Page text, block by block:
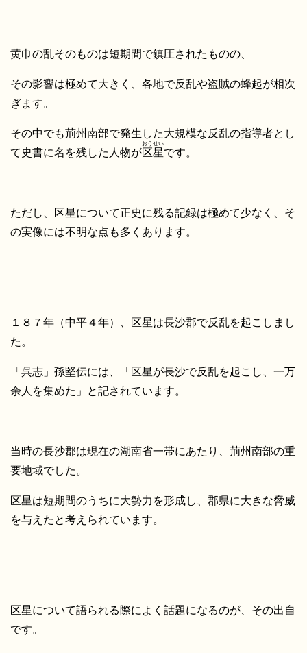
黄巾の乱そのものは短期間で鎮圧されたものの、
その影響は極めて大きく、各地で反乱や盗賊の蜂起が相次
ぎます。
その中でも荊州南部で発生した大規模な反乱の指導者とし
て史書に名を残した人物が区星
おうせい
です。
ただし、区星について正史に残る記録は極めて少なく、そ
の実像には不明な点も多くあります。
１８７年（中平４年）、区星は長沙郡で反乱を起こしまし
た。
「呉志」孫堅伝には、「区星が長沙で反乱を起こし、一万
余人を集めた」と記されています。
当時の長沙郡は現在の湖南省一帯にあたり、荊州南部の重
要地域でした。
区星は短期間のうちに大勢力を形成し、郡県に大きな脅威
を与えたと考えられています。
区星について語られる際によく話題になるのが、その出自
です。